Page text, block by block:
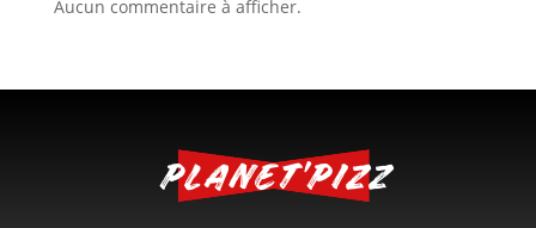
Aucun commentaire à afficher.